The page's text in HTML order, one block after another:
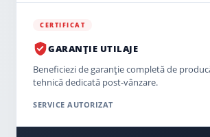
CERTIFICAT
GARANȚIE UTILAJE
Beneficiezi de garanție completă de
tehnică dedicată post-vânzare.
SERVICE AUTORIZAT